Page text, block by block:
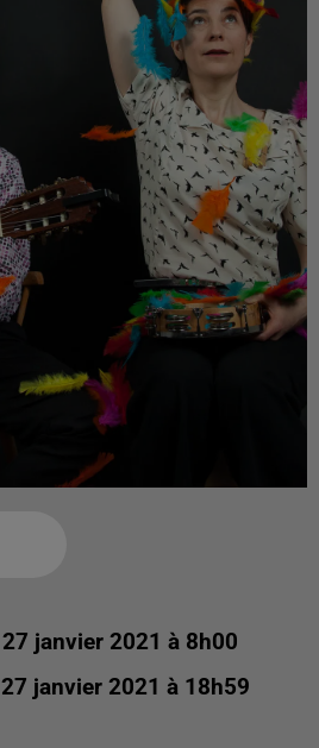
27 janvier 2021 à 8h00
27 janvier 2021 à 18h59